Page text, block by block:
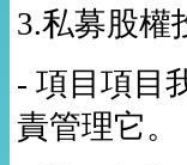
3.私募股權
- 項目項目
責管理它。